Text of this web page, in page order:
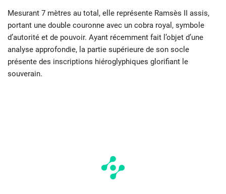
Mesurant 7 mètres au total, elle représente Ramsès II assis,
portant une double couronne avec un cobra royal, symbole
d’autorité et de pouvoir. Ayant récemment fait l’objet d’une
analyse approfondie, la partie supérieure de son socle
présente des inscriptions hiéroglyphiques glorifiant le
souverain.